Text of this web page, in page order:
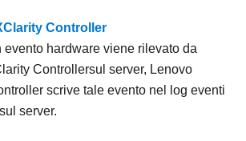
Controller
evento hardware viene rilevato da
Controllersul server, Lenovo
scrive tale evento nel log eventi
server.